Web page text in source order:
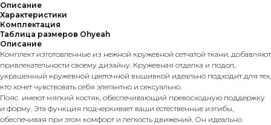
Описание
Характеристики
Комплектация
Таблица размеров Ohyeah
Описание
Комплект изготовленные из нежной кружевной сетчатой ​​ткани, добавляют
привлекательности своему дизайну. Кружевная отделка и подол,
украшенный кружевной цветочной вышивкой идеально подходит для тех,
кто хочет чувствовать себя элегантно и сексуально.
Пояс имеют мягкий костяк, обеспечивающий превосходную поддержку
и форму. Эта функция подчеркивает ваши естественные изгибы,
обеспечивая при этом комфорт и легкость движений. Он идеально